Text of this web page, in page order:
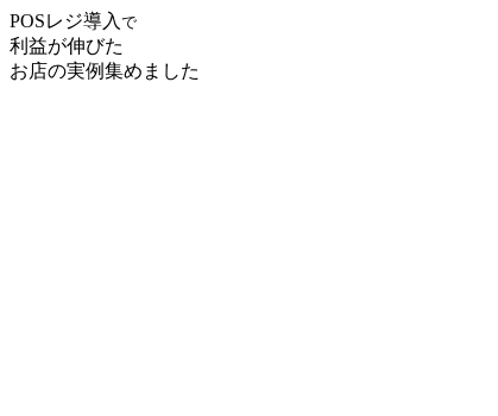
POSレジ導入 で
利益が伸びた
お店の実例集めました